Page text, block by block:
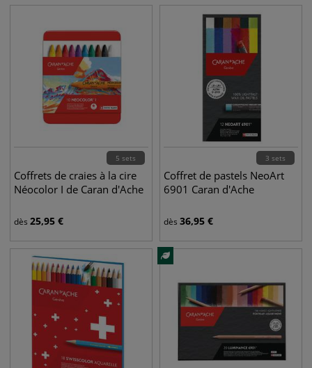
5 sets
Coffrets de craies à la cire
Néocolor I de Caran d'Ache
dès 25,95 €
3 sets
Coffret de pastels NeoArt
6901 Caran d'Ache
dès 36,95 €